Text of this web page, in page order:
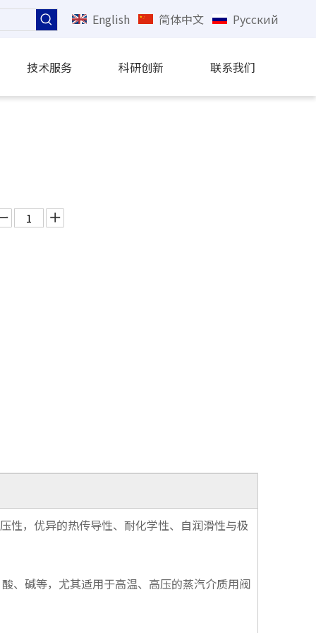
English 简体中文 Pусский
技术服务 科研创新 联系我们
，优异的热传导性、耐化学性、自润滑性与极
碱等，尤其适用于高温、高压的蒸汽介质用阀